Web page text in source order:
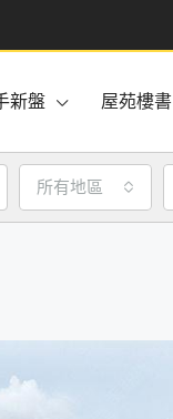
新盤 屋苑樓書
所有地區